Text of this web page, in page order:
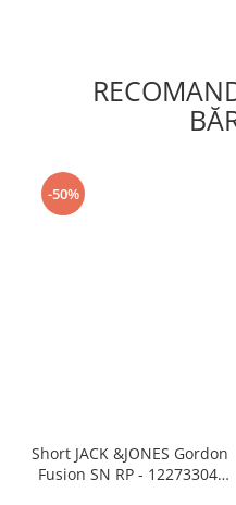
-50%
Short JACK &JONES Gordon
Fusion SN RP - 12273304-